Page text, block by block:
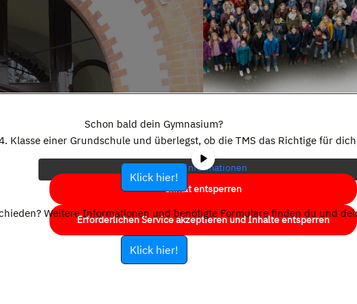
eigentlichen Inhalt zuzugreifen, klicken Sie auf die Schaltfläche unten.
Bitte beachten Sie, dass dabei Daten an Drittanbieter weitergegeben
werden.
Mehr Informationen
Inhalt entsperren
Erforderlichen Service akzeptieren und Inhalte entsperren
Schon bald dein Gymnasium?
Klasse einer Grundschule und überlegst, ob die TMS das Richtige für
Klick hier!
Weitere Informationen und benötigte Formulare finden du und
Klick hier!